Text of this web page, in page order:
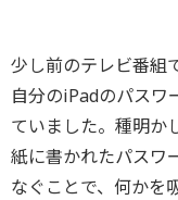
少し前のテレビ番組
自分のiPadのパスワ
ていました。種明か
紙に書かれたパスワ
なぐことで、何かを